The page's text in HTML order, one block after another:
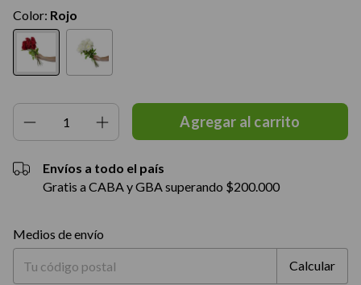
Color: Rojo
Envíos a todo el país
Gratis a CABA y GBA superando $200.000
Entregas para el CP:
Medios de envío
Calcular